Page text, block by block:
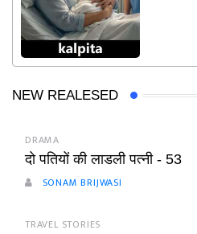
NEW REALESED
DRAMA
दो पतियों की लाडली पत्नी - 53
SONAM BRIJWASI
TRAVEL STORIES